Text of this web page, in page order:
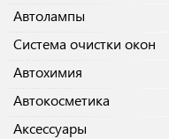
Автолампы
Система очистки окон
Автохимия
Автокосметика
Аксессуары